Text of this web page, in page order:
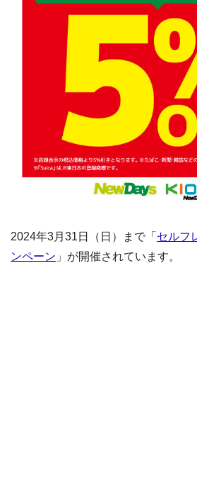
2024年3月31日（日）まで「 セルフ
ンペーン 」が開催されています。